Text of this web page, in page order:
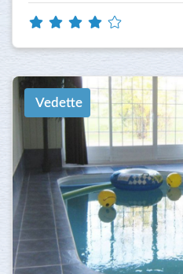
Vedette